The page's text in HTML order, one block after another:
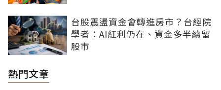
台股震盪資金會轉進房市？台經院
學者：AI紅利仍在、資金多半續留
股市
熱門文章